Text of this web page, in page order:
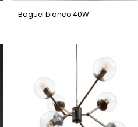
Baguel blanco 40W